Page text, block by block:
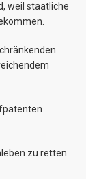
weil staatliche
zu retten.